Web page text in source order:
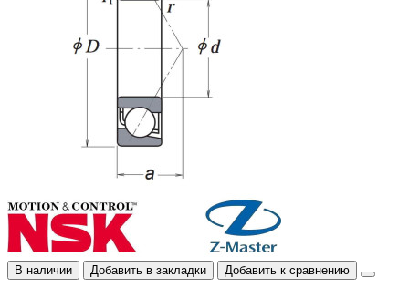
В наличии Добавить в закладки Добавить к сравнению